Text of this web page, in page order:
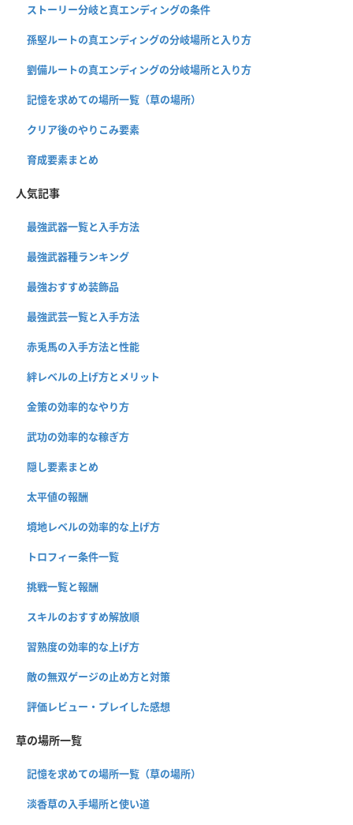
ストーリー分岐と真エンディングの条件
孫堅ルートの真エンディングの分岐場所と入り方
劉備ルートの真エンディングの分岐場所と入り方
記憶を求めての場所一覧（草の場所）
クリア後のやりこみ要素
育成要素まとめ
人気記事
最強武器一覧と入手方法
最強武器種ランキング
最強おすすめ装飾品
最強武芸一覧と入手方法
赤兎馬の入手方法と性能
絆レベルの上げ方とメリット
金策の効率的なやり方
武功の効率的な稼ぎ方
隠し要素まとめ
太平値の報酬
境地レベルの効率的な上げ方
トロフィー条件一覧
挑戦一覧と報酬
スキルのおすすめ解放順
習熟度の効率的な上げ方
敵の無双ゲージの止め方と対策
評価レビュー・プレイした感想
草の場所一覧
記憶を求めての場所一覧（草の場所）
淡香草の入手場所と使い道